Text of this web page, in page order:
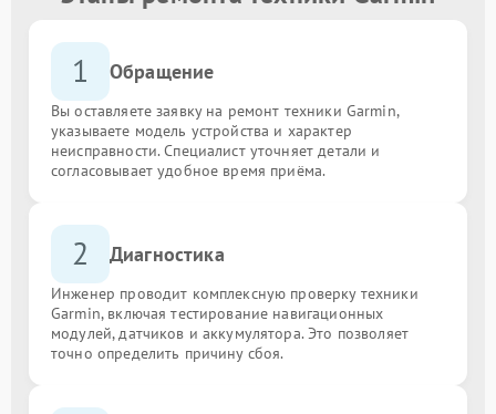
1 Обращение
Вы оставляете заявку на ремонт техники Garmin,
указываете модель устройства и характер
неисправности. Специалист уточняет детали и
согласовывает удобное время приёма.
2 Диагностика
Инженер проводит комплексную проверку техники
Garmin, включая тестирование навигационных
модулей, датчиков и аккумулятора. Это позволяет
точно определить причину сбоя.